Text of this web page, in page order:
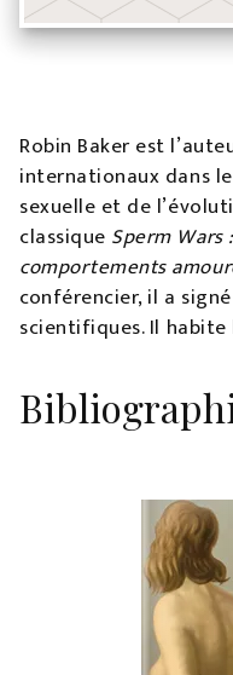
Robin Baker est
internationaux dans
sexuelle et de
classique Sperm Wars
comportements
conférencier, il a
scientifiques. Il habite